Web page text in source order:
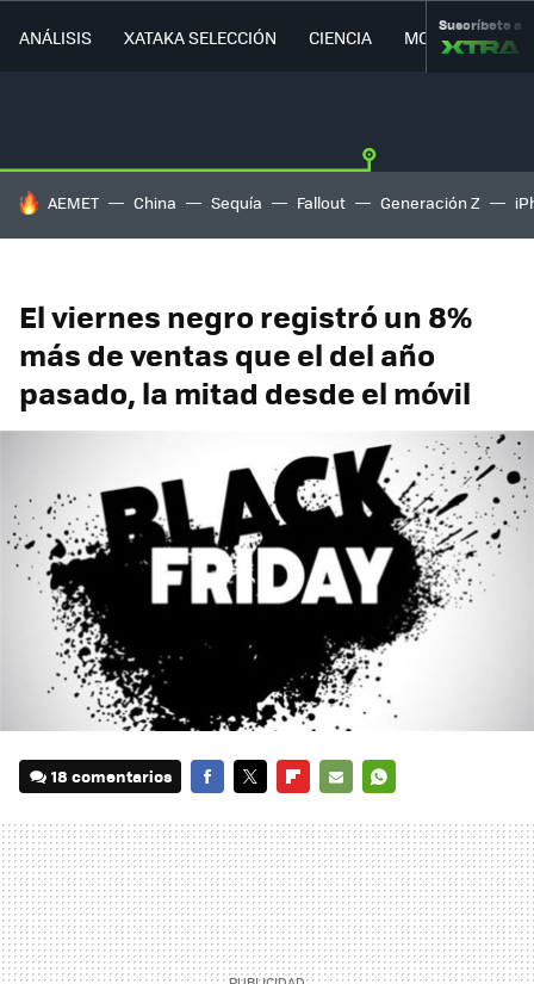
ANÁLISIS XATAKA SELECCIÓN CIENCIA MOVILIDAD
Suscríbete a
HOY SE HABLA DE
AEMET China Sequía Fallout Generación Z
El viernes negro registró un 8%
más de ventas que el del año
pasado, la mitad desde el móvil
18 comentarios
MAIL